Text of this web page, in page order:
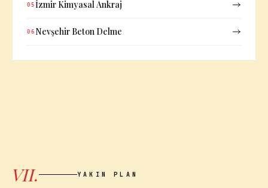
05 İzmir Kimyasal Ankraj
06 Nevşehir Beton Delme
VII. YAKIN PLAN